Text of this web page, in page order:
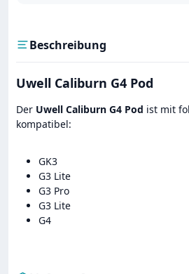
Beschreibung
Uwell Caliburn G4 Pod
Der Uwell Caliburn G4 Pod ist mit
kompatibel:
GK3
G3 Lite
G3 Pro
G3 Lite
G4